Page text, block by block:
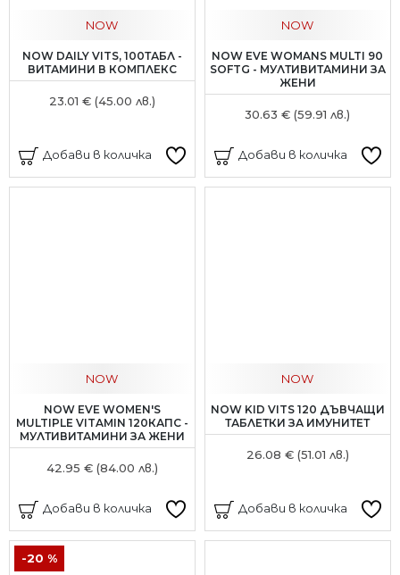
NOW
NOW DAILY VITS, 100ТАБЛ -
ВИТАМИНИ В КОМПЛЕКС
23.01 € (45.00 лв.)
Добави в количка
NOW
NOW EVE WOMANS MULTI 90
SOFTG - МУЛТИВИТАМИНИ ЗА
ЖЕНИ
30.63 € (59.91 лв.)
Добави в количка
NOW
NOW EVE WOMEN'S
MULTIPLE VITAMIN 120КАПС -
МУЛТИВИТАМИНИ ЗА ЖЕНИ
42.95 € (84.00 лв.)
Добави в количка
NOW
NOW KID VITS 120 ДЪВЧАЩИ
ТАБЛЕТКИ ЗА ИМУНИТЕТ
26.08 € (51.01 лв.)
Добави в количка
-20 %